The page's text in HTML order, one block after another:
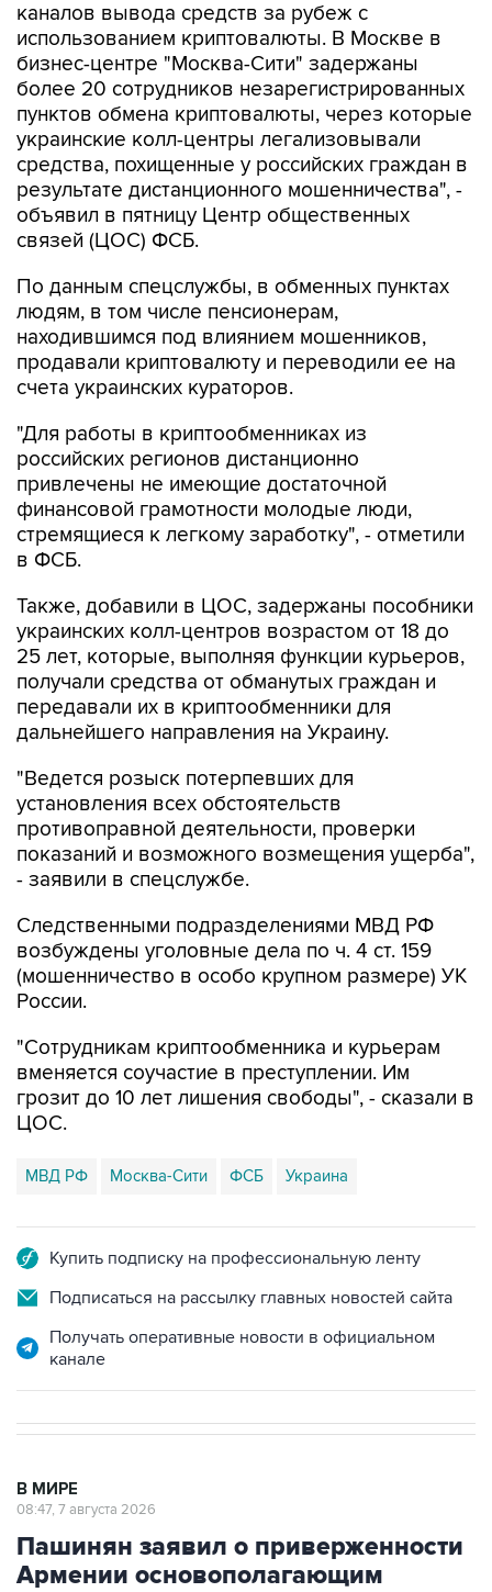
бизнес-центре "Москва-Сити" задержаны
более 20 сотрудников незарегистрированных
пунктов обмена криптовалюты, через которые
украинские колл-центры легализовывали
средства, похищенные у российских граждан в
результате дистанционного мошенничества", -
объявил в пятницу Центр общественных
связей (ЦОС) ФСБ.
По данным спецслужбы, в обменных пунктах
находившимся под влиянием мошенников,
продавали криптовалюту и переводили ее на
счета украинских кураторов.
"Для работы в криптообменниках из
привлечены не имеющие достаточной
финансовой грамотности молодые люди,
стремящиеся к легкому заработку", - отметили
в ФСБ.
Также, добавили в ЦОС, задержаны пособники
25 лет, которые, выполняя функции курьеров,
получали средства от обманутых граждан и
передавали их в криптообменники для
дальнейшего направления на Украину.
"Ведется розыск потерпевших для
противоправной деятельности, проверки
показаний и возможного возмещения ущерба",
- заявили в спецслужбе.
Следственными подразделениями МВД РФ
(мошенничество в особо крупном размере) УК
России.
"Сотрудникам криптообменника и курьерам
грозит до 10 лет лишения свободы", - сказали в
ЦОС.
МВД РФ
Подписаться на рассылку главных новостей сайта
Получать оперативные новости в официальном
Пашинян заявил о приверженности
Армении основополагающим
принципам ЕАЭС